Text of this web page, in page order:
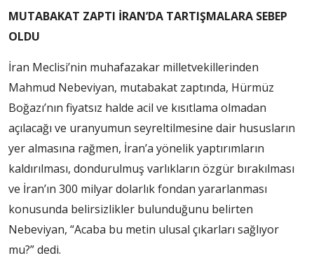
MUTABAKAT ZAPTI İRAN’DA TARTIŞMALARA SEBEP
OLDU
İran Meclisi’nin muhafazakar milletvekillerinden
Mahmud Nebeviyan, mutabakat zaptında, Hürmüz
Boğazı’nın fiyatsız halde acil ve kısıtlama olmadan
açılacağı ve uranyumun seyreltilmesine dair hususların
yer almasına rağmen, İran’a yönelik yaptırımların
kaldırılması, dondurulmuş varlıkların özgür bırakılması
ve İran’ın 300 milyar dolarlık fondan yararlanması
konusunda belirsizlikler bulunduğunu belirten
Nebeviyan, “Acaba bu metin ulusal çıkarları sağlıyor
mu?” dedi.